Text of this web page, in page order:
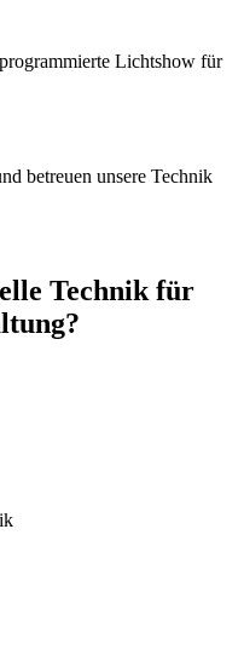
Lichtshow für
betreuen unsere Technik
Technik für